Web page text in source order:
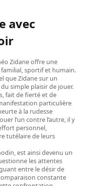
avec
Zidane offre une
sportif et humain.
que Zidane sur un
simple plaisir de jouer.
fait de fierté et de
particulière
à la rudesse
l’un contre l’autre, il y
personnel,
tutélaire de leurs
est ainsi devenu un
les attentes
entre le désir de
constante